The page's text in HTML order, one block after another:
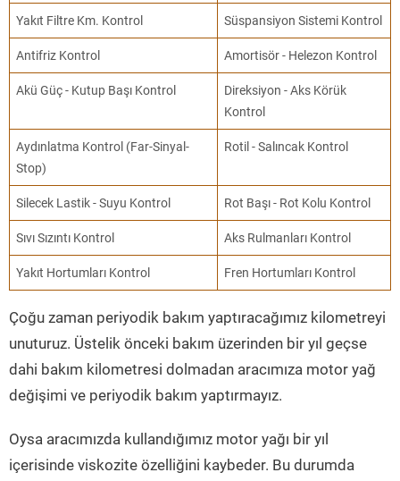
Yakıt Filtre Km. Kontrol Süspansiyon Sistemi Kontrol
Antifriz Kontrol Amortisör - Helezon Kontrol
Akü Güç - Kutup Başı Kontrol
Direksiyon - Aks Körük
Kontrol
Aydınlatma Kontrol (Far-Sinyal-
Stop)
Rotil - Salıncak Kontrol
Silecek Lastik - Suyu Kontrol Rot Başı - Rot Kolu Kontrol
Sıvı Sızıntı Kontrol Aks Rulmanları Kontrol
Yakıt Hortumları Kontrol Fren Hortumları Kontrol
Çoğu zaman periyodik bakım yaptıracağımız kilometreyi
unuturuz. Üstelik önceki bakım üzerinden bir yıl geçse
dahi bakım kilometresi dolmadan aracımıza motor yağ
değişimi ve periyodik bakım yaptırmayız.
Oysa aracımızda kullandığımız motor yağı bir yıl
içerisinde viskozite özelliğini kaybeder. Bu durumda